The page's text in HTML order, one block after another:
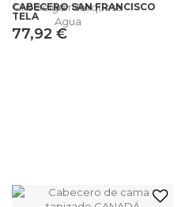
CABECERO SAN FRANCISCO
TELA
77,92 €